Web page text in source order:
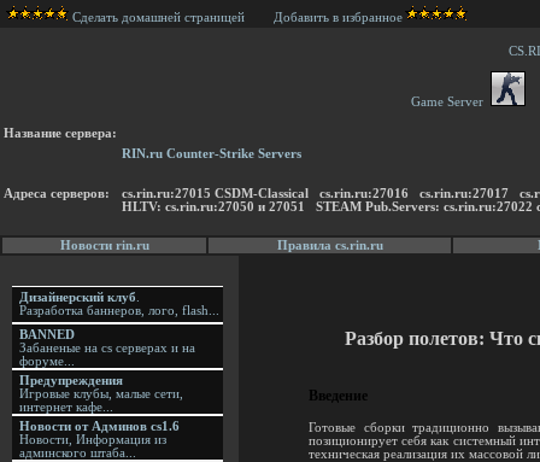
Сделать домашней страницей Добавить в избранное
Game Server
Название сервера:
RIN.ru Counter-Strike Servers
Адреса серверов:
cs.rin.ru:27015 CSDM-Classical cs.rin.ru:27016 cs.rin.ru:27017
HLTV: cs.rin.ru:27050 и 27051 STEAM Pub.Servers: cs.rin.ru:27022
Новости rin.ru Правила cs.rin.ru
Дизайнерский клуб
Разработка баннеров, лого, flash...
BANNED
Забаненые на cs серверах и на
форуме...
Предупреждения
Игровые клубы, малые сети,
интернет кафе...
Новости от Админов cs1.6
Новости, Информация из
админского штаба...
Разбор полетов: Что
Введение
Готовые сборки традиционно
позиционирует себя как системный
техническая реализация их массовой